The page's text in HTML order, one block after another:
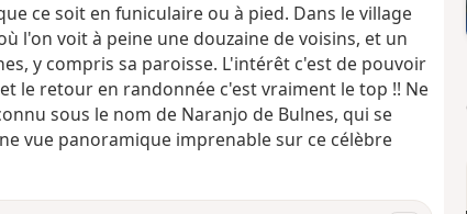
ce soit en funiculaire ou à pied. Dans le village
l'on voit à peine une douzaine de voisins, et un
y compris sa paroisse. L'intérêt c'est de pouvoir
le retour en randonnée c'est vraiment le top !! Ne
sous le nom de Naranjo de Bulnes, qui se
vue panoramique imprenable sur ce célèbre